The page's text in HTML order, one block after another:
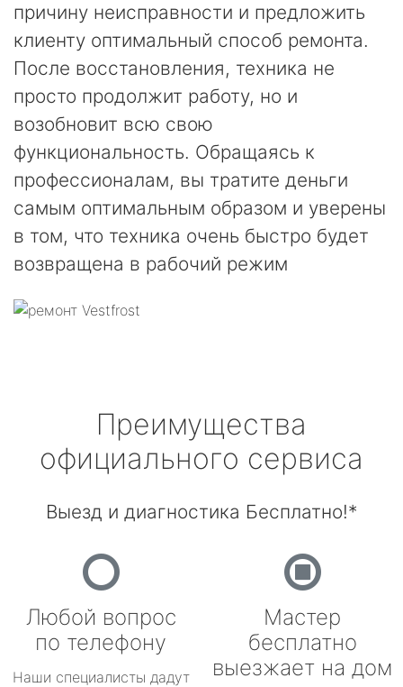
причину неисправности и предложить
клиенту оптимальный способ ремонта.
После восстановления, техника не
просто продолжит работу, но и
возобновит всю свою
функциональность. Обращаясь к
профессионалам, вы тратите деньги
самым оптимальным образом и уверены
в том, что техника очень быстро будет
возвращена в рабочий режим
Преимущества
официального сервиса
Выезд и диагностика Бесплатно!*
Любой вопрос
по телефону
Наши специалисты дадут
Мастер
бесплатно
выезжает на дом